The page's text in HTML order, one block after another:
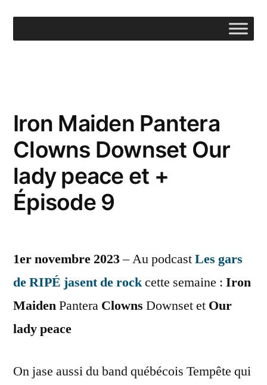
Iron Maiden Pantera
Clowns Downset Our
lady peace et +
Épisode 9
1er novembre 2023– Au podcastLes gars
de RIPÉ jasent de rockcette semaine : Iron
MaidenPantera Clowns Downset et Our
lady peace
On jase aussi du band québécois Tempête qui